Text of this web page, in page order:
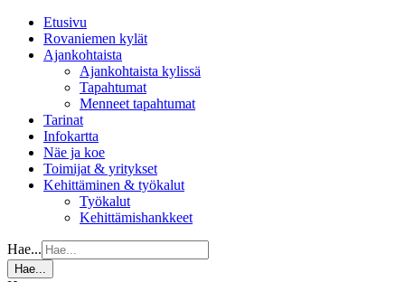
Etusivu
Rovaniemen kylät
Ajankohtaista
Ajankohtaista kylissä
Tapahtumat
Menneet tapahtumat
Tarinat
Infokartta
Näe ja koe
Toimijat & yritykset
Kehittäminen & työkalut
Työkalut
Kehittämishankkeet
Hae...
Hae...